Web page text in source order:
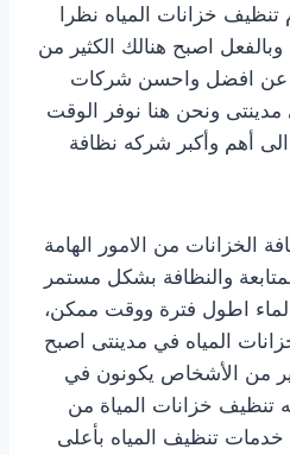
تنظيف خزانات المياه نظرا
اصبح هنالك الكثير من
عن افضل واحسن شركات
ونحن هنا نوفر الوقت
أهم وأكبر شركه نظافة
الخزانات من الامور الهامة
والنظافة بشكل مستمر
اطول فترة ووقت ممكن،
المياه في مدينتى اصبح
من الأشخاص يكونون في
تنظيف خزانات المياة من
تنظيف المياه بأعلى